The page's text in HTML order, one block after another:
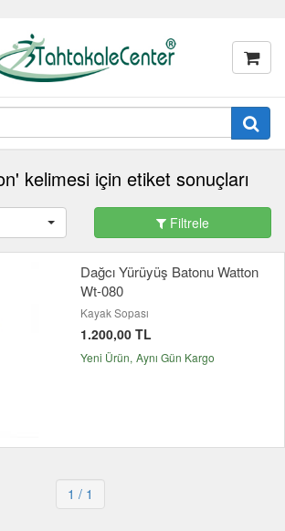
kelimesi için etiket sonuçları
Filtrele
Dağcı Yürüyüş Batonu Watton
Wt-080
Kayak Sopası
1.200,00 TL
Yeni Ürün Aynı Gün Kargo
1 / 1